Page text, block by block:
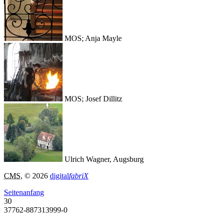
MOS; Anja Mayle
MOS; Josef Dillitz
Ulrich Wagner, Augsburg
CMS, © 2026 digitalfabriX
Seitenanfang
30
37762-887313999-0